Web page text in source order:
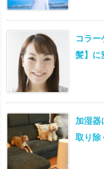
コラー
髪】に
加湿器
取り除